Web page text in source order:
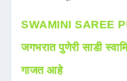
SWAMINI SAREE
जगभरात पुणेरी साडी
गाजत आहे